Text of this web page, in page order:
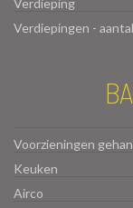
Verdieping
Verdiepingen - aantal
Voorzieningen
Keuken
Airco